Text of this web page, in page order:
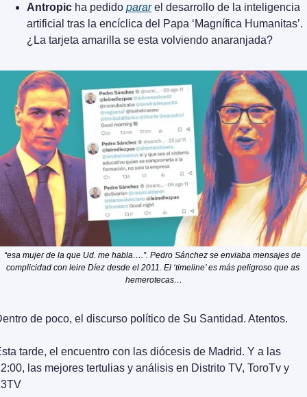
Antropic ha pedido parar el desarrollo de la inteligencia
artificial tras la encíclica del Papa ‘Magnífica Humanitas’.
¿La tarjeta amarilla se esta volviendo anaranjada?
“esa mujer de la que Ud. me habla….”. Pedro Sánchez se enviaba mensajes de
complicidad con leire Díez desde el 2011. El ‘timeline’ es más peligroso que as
hemerotecas…
de poco, el discurso político de Su Santidad. Atentos.
tarde, el encuentro con las diócesis de Madrid. Y a las
las mejores tertulias y análisis en Distrito TV, ToroTv y